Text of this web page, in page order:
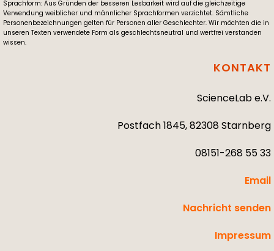
Sprachform: Aus Gründen der besseren Lesbarkeit wird auf die gleichzeitige
Verwendung weiblicher und männlicher Sprachformen verzichtet. Sämtliche
Personenbezeichnungen gelten für Personen aller Geschlechter. Wir möchten die in
unseren Texten verwendete Form als geschlechtsneutral und wertfrei verstanden
wissen.
KONTAKT
ScienceLab e.V.
Postfach 1845, 82308 Starnberg
08151-268 55 33
Email
Nachricht senden
Impressum